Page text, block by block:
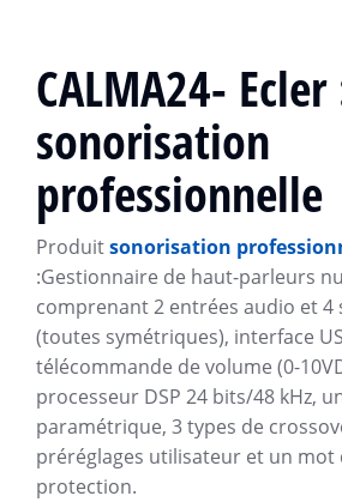
CALMA24- Ecler
sonorisation
professionnelle
Produitsonorisation
:Gestionnaire de haut-parleurs
comprenant 2 entrées audio et 4
(toutes symétriques), interface
télécommande de volume (0-
processeur DSP 24 bits/48 kHz,
paramétrique, 3 types de
préréglages utilisateur et un mot
protection.